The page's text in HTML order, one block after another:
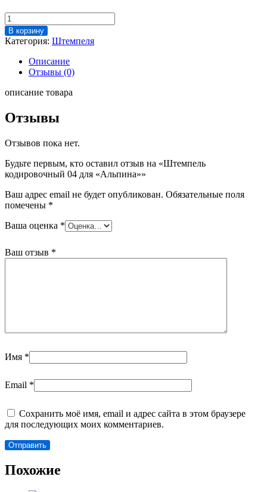
Количество
товара
Штемпель
кодировочный
В корзину
Категория: Штемпеля
Описание
Отзывы (0)
описание товара
Отзывы
Отзывов пока нет.
Будьте первым, кто оставил отзыв на «Штемпель
кодировочный 04 для «Альпина»»
Ваш адрес email не будет опубликован. Обязательные поля
помечены *
Ваша оценка *
Ваш отзыв *
Имя *
Email *
Сохранить моё имя, email и адрес сайта в этом браузере
для последующих моих комментариев.
Похожие